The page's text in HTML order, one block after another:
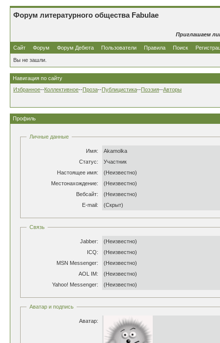
Форум литературного общества Fabulae
Приглашаем
Сайт Форум Форум Дебюта Пользователи Правила Поиск
Вы не зашли.
Навигация по сайту
Избранное--Коллективное--Проза--Публицистика--Поэзия--Авторы
Профиль
Личные данные
Имя:
Akamolka
Статус:
Участник
Настоящее имя:
(Неизвестно)
Местонахождение:
(Неизвестно)
Вебсайт:
(Неизвестно)
E-mail:
(Скрыт)
Связь
Jabber:
(Неизвестно)
ICQ:
(Неизвестно)
MSN Messenger:
(Неизвестно)
AOL IM:
(Неизвестно)
Yahoo! Messenger:
(Неизвестно)
Аватар и подпись
Аватар: